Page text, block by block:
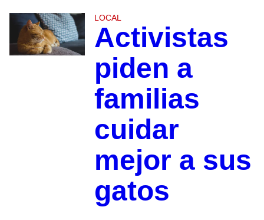
LOCAL
Activistas
piden a
familias
cuidar
mejor a sus
gatos